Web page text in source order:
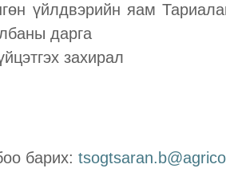
үйлдвэрийн яам
дарга
захирал
барих: